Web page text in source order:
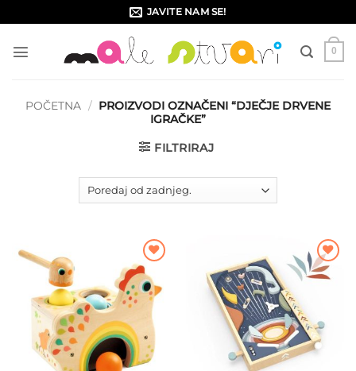
to
content
JAVITE NAM SE!
0
POČETNA / PROIZVODI OZNAČENI “DJEČJE DRVENE
IGRAČKE”
FILTRIRAJ
Dodajte
na listu
želja
Dodajte
na listu